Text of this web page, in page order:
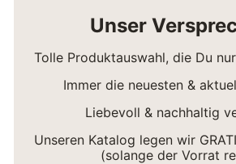
Unser
Tolle Produktauswahl, die Du
Immer die neuesten &
Liebevoll & nachhaltig
Unseren Katalog legen wir
(solange der Vorrat